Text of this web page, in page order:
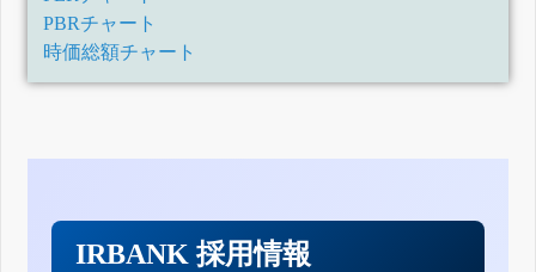
PBRチャート
時価総額チャート
IRBANK 採用情報